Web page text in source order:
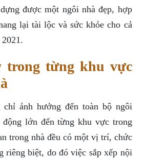
được một ngôi nhà đẹp, hợp
lại tài lộc và sức khỏe cho cả
trong từng khu vực
chỉ ảnh hưởng đến toàn bộ ngôi
động lớn đến từng khu vực trong
trong nhà đều có một vị trí, chức
riêng biệt, do đó việc sắp xếp nội